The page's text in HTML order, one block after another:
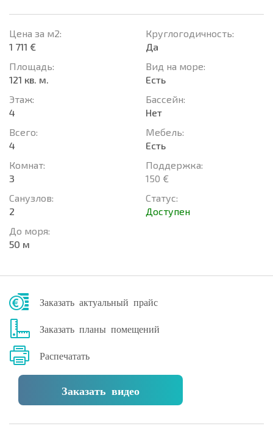
Цена за м2:
1 711 €
Площадь:
121 кв. м.
Этаж:
4
Всего:
4
Комнат:
3
Санузлов:
2
До моря:
50 м
Круглогодичность:
Да
Вид на море:
Есть
Басcейн:
Нет
Мебель:
Есть
Поддержка:
150 €
Статус:
Доступен
Заказать актуальный прайс
Заказать планы помещений
Распечатать
Заказать видео